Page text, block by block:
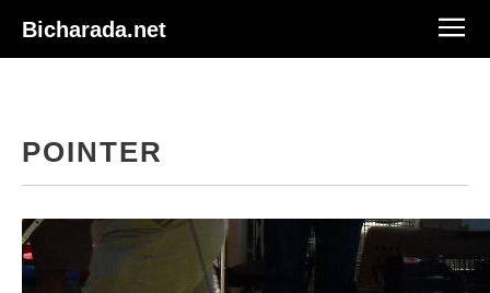
Bicharada.net
POINTER